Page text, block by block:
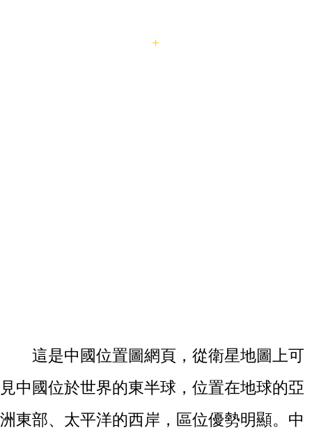
這是中國位置圖網頁，從衛星地圖上可
見中國位於世界的東半球，位置在地球的亞
洲東部、太平洋的西岸，區位優勢明顯。中